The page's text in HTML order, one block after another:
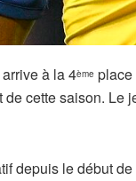
arrive à la 4ème place
cette saison. Le
depuis le début